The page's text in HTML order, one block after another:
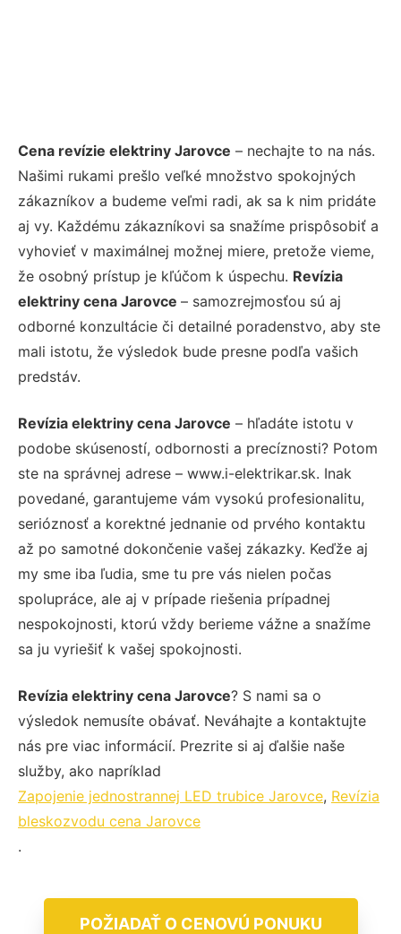
Cena revízie elektriny Jarovce – nechajte to na nás.
Našimi rukami prešlo veľké množstvo spokojných
zákazníkov a budeme veľmi radi, ak sa k nim pridáte
aj vy. Každému zákazníkovi sa snažíme prispôsobiť a
vyhovieť v maximálnej možnej miere, pretože vieme,
že osobný prístup je kľúčom k úspechu. Revízia
elektriny cena Jarovce – samozrejmosťou sú aj
odborné konzultácie či detailné poradenstvo, aby ste
mali istotu, že výsledok bude presne podľa vašich
predstáv.
Revízia elektriny cena Jarovce – hľadáte istotu v
podobe skúseností, odbornosti a precíznosti? Potom
ste na správnej adrese – www.i-elektrikar.sk. Inak
povedané, garantujeme vám vysokú profesionalitu,
serióznosť a korektné jednanie od prvého kontaktu
až po samotné dokončenie vašej zákazky. Keďže aj
my sme iba ľudia, sme tu pre vás nielen počas
spolupráce, ale aj v prípade riešenia prípadnej
nespokojnosti, ktorú vždy berieme vážne a snažíme
sa ju vyriešiť k vašej spokojnosti.
Revízia elektriny cena Jarovce? S nami sa o
výsledok nemusíte obávať. Neváhajte a kontaktujte
nás pre viac informácií. Prezrite si aj ďalšie naše
služby, ako napríklad
Zapojenie jednostrannej LED trubice Jarovce, Revízia
bleskozvodu cena Jarovce
.
POŽIADAŤ O CENOVÚ PONUKU